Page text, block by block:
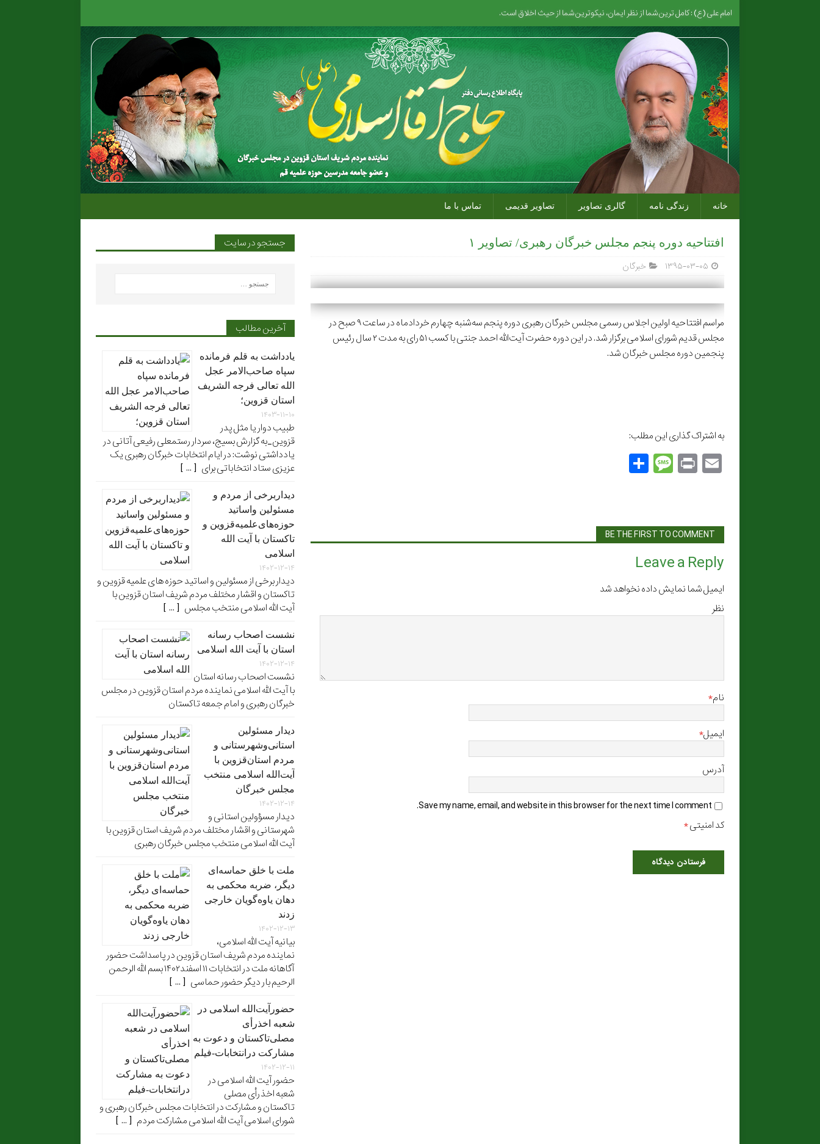
امام علی (ع) : کامل ترین شما از نظر ایمان، نیکوترین شما از حیث اخلاق است.
خانه زندگی نامه گالری تصاویر تصاویر قدیمی تماس با ما
افتتاحیه دوره پنجم مجلس خبرگان رهبری/ تصاویر ۱
۱۳۹۵-۰۳-۰۵
خبرگان
مراسم افتتاحیه اولین اجلاس رسمی مجلس خبرگان رهبری دوره پنجم سه‌شنبه چهارم خردادماه در ساعت ۹ صبح در
مجلس قدیم شورای اسلامی برگزار شد. در این دوره حضرت آیت‌الله احمد جنتی با کسب ۵۱ رای به مدت ۲ سال رئیس
پنجمین دوره مجلس خبرگان شد.
به اشتراک گذاری این مطلب:
E
m
l
P
ri
M
e
s
a
g
e
e
BE THE FIRST TO COMMENT
Leave a Reply
ایمیل شما نمایش داده نخواهد شد
نظر
نام*
ایمیل*
آدرس
Save my name, email, and website in this browser for the next time I comment.
کد امنیتی*
جستجو در سایت
آخرین مطالب
یادداشت به قلم فرمانده
سپاه صاحب‌الامر عجل
الله تعالی فرجه الشریف
استان قزوین؛
۱۴۰۳-۱۱-۱۰
طبیب دوار یا مثل پدر
قزوین_به گزارش بسیج، سردار رستمعلی رفیعی آتانی در
یادداشتی نوشت: در ایام انتخابات خبرگان رهبری یک
عزیزی ستاد انتخاباتی برای [ ... ]
دیداربرخی از مردم و
مسئولین واساتید
حوزه‌های‌علمیه‌قزوین و
تاکستان با آیت الله
اسلامی
۱۴۰۲-۱۲-۱۴
دیدار برخی از مسئولین و اساتید حوزه های علمیه قزوین و
تاکستان و اقشار مختلف مردم شریف استان قزوین با
آیت الله اسلامی منتخب مجلس [ ... ]
نشست اصحاب رسانه
استان با آیت الله اسلامی
۱۴۰۲-۱۲-۱۴
نشست اصحاب رسانه استان
با آیت الله اسلامی نماینده مردم استان قزوین در مجلس
خبرگان رهبری و امام جمعه تاکستان
دیدار مسئولین
استانی‌وشهرستانی و
مردم‌ استان‌قزوین با
آیت‌الله‌ اسلامی منتخب
مجلس‌ خبرگان
۱۴۰۲-۱۲-۱۴
دیدار مسؤولین استانی و
شهرستانی و اقشار مختلف مردم شریف استان قزوین با
آیت الله اسلامی منتخب مجلس خبرگان رهبری
ملت با خلق حماسه‌ای
دیگر، ضربه محکمی به
دهان یاوه‌گویان خارجی
زدند
۱۴۰۲-۱۲-۱۳
بیانیه آیت الله اسلامی،
نماینده مردم شریف استان قزوین در پاسداشت حضور
آگاهانه ملت در انتخابات ۱۱ اسفند۱۴۰۲ بسم الله الرحمن
الرحیم بار دیگر حضور حماسی [ ... ]
حضورآیت‌الله اسلامی در
شعبه اخذرأی
مصلی‌تاکستان و دعوت به
مشارکت درانتخابات-فیلم
۱۴۰۲-۱۲-۱۱
حضور آیت الله اسلامی در
شعبه اخذ رأی مصلی
تاکستان و مشارکت در انتخابات مجلس خبرگان رهبری و
شورای اسلامی آیت الله اسلامی مشارکت مردم [ ... ]